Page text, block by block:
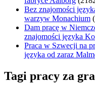
Bez znajomości
warzyw Monachium
Dam pracę w
znajomości języka
Praca w Szwecji na
języka od zaraz
Tagi pracy za